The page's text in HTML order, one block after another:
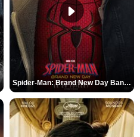
Spider-Man: Brand New Day Bande-annonce VO STFR